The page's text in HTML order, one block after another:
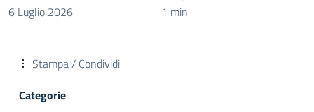
6 Luglio 2026 1 min
Stampa / Condividi
Categorie